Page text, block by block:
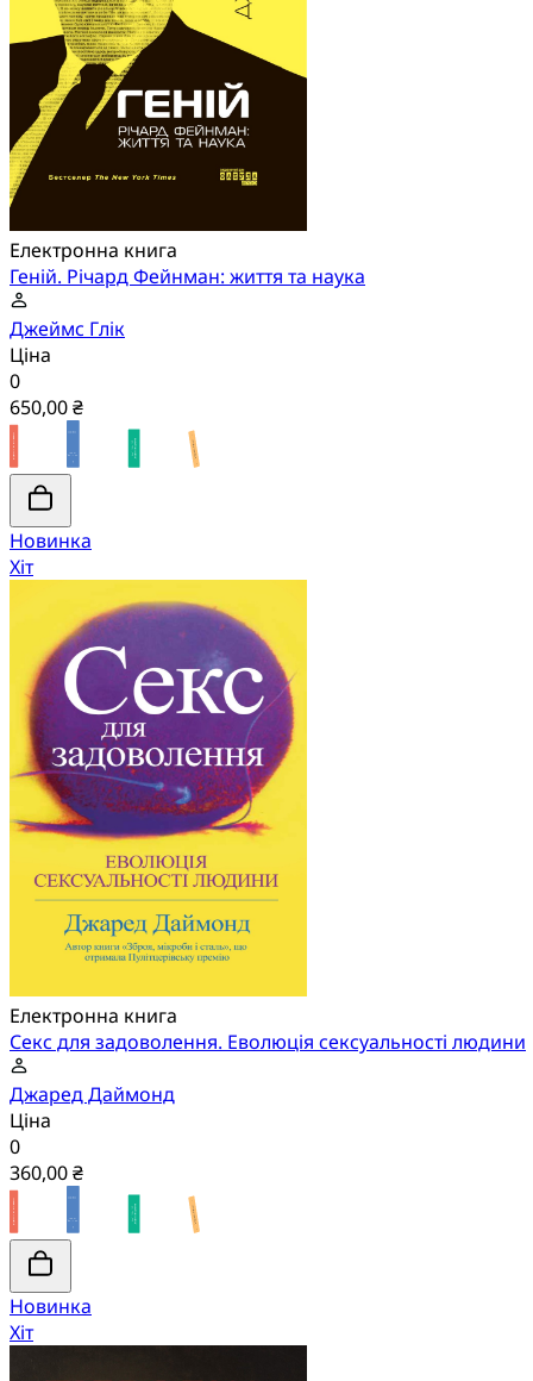
Електронна книга
Геній. Річард Фейнман: життя та наука
Джеймс Глік
Ціна
0
650,00 ₴
Новинка
Хіт
Електронна книга
Секс для задоволення. Еволюція сексуальності людини
Джаред Даймонд
Ціна
0
360,00 ₴
Новинка
Хіт